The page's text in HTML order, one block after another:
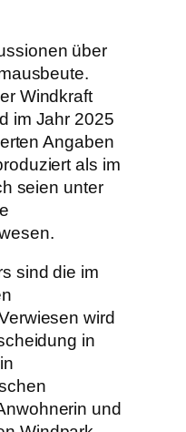
über
Windkraft
im Jahr 2025
Angaben
als im
seien unter
sind die im
wird
in
und